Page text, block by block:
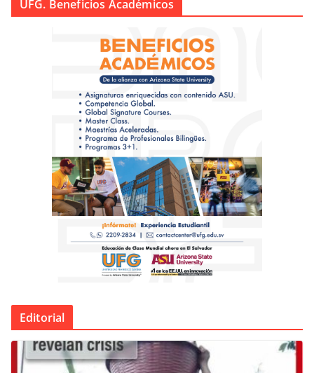
UFG. Beneficios Académicos
Editorial